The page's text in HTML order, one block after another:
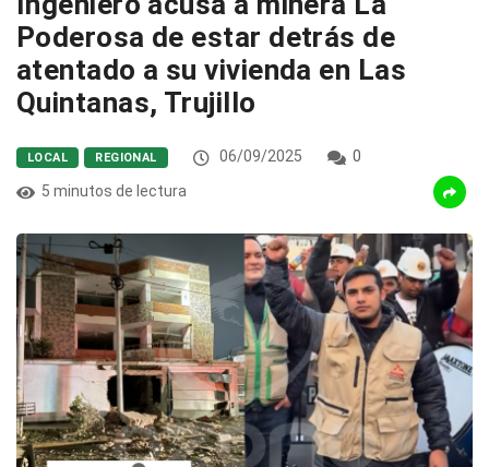
Poderosa de estar detrás de
atentado a su vivienda en Las
Quintanas, Trujillo
LOCAL REGIONAL 06/09/2025
0
5 minutos de lectura